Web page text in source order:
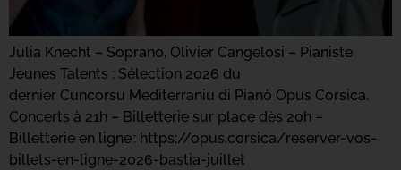
Julia Knecht – Soprano, Olivier Cangelosi – Pianiste
Jeunes Talents : Sélection 2026 du
dernier Cuncorsu Mediterraniu di Pianò Opus Corsica.
Concerts à 21h – Billetterie sur place dès 20h –
Billetterie en ligne : https://opus.corsica/reserver-vos-
billets-en-ligne-2026-bastia-juillet